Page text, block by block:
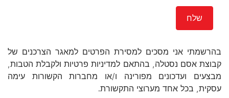
בהרשמתי אני מסכים למסירת הפרטים למאגר הצרכנים של
קבוצת אסם נסטלה, בהתאם למדיניות פרטיות ולקבלת הטבות,
מבצעים ועדכונים מפורינה ו/או מחברות הקשורות עימה
עסקית, בכל אחד מערוצי התקשורת.